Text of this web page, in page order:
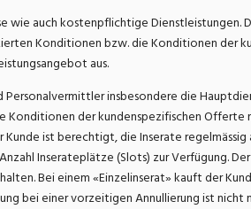
wie auch kostenpflichtige Dienstleistungen.
Konditionen bzw. die Konditionen der
aus.
insbesondere die
der kundenspezifischen Offerte
ist berechtigt, die Inserate
Inserateplätze (Slots) zur Verfügung.
Bei einem «Einzelinserat» kauft der
bei einer vorzeitigen Annullierung ist nicht